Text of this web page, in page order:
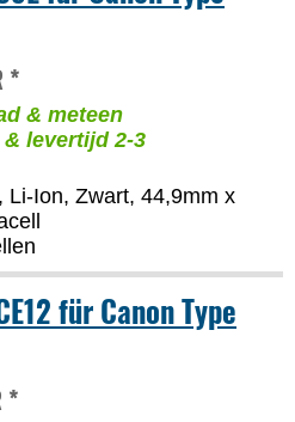
*
& meteen
levertijd 2-3
Li-Ion, Zwart, 44,9mm x
für Canon Type
*